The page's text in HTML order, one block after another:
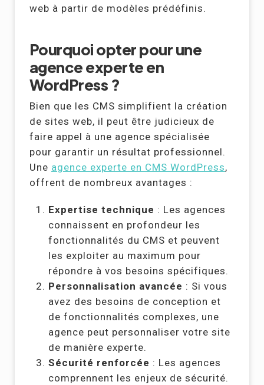
web à partir de modèles prédéfinis.
Pourquoi opter pour une
agence experte en
WordPress ?
Bien que les CMS simplifient la création
de sites web, il peut être judicieux de
faire appel à une agence spécialisée
pour garantir un résultat professionnel.
Une agence experte en CMS WordPress,
offrent de nombreux avantages :
Expertise technique : Les agences
connaissent en profondeur les
fonctionnalités du CMS et peuvent
les exploiter au maximum pour
répondre à vos besoins spécifiques.
Personnalisation avancée : Si vous
avez des besoins de conception et
de fonctionnalités complexes, une
agence peut personnaliser votre site
de manière experte.
Sécurité renforcée : Les agences
comprennent les enjeux de sécurité.